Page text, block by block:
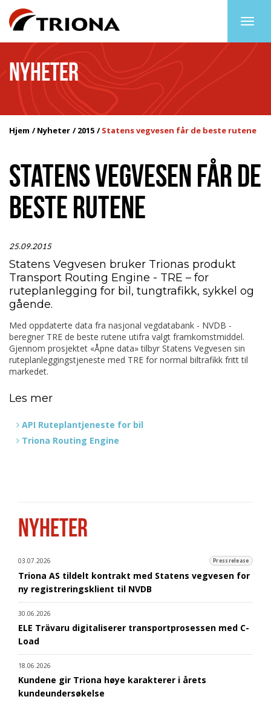
NYHETER
Hjem Nyheter 2015 Statens vegvesen får de beste rutene
STATENS VEGVESEN FÅR DE
BESTE RUTENE
25.09.2015
Statens Vegvesen bruker Trionas produkt
Transport Routing Engine - TRE – for
ruteplanlegging for bil, tungtrafikk, sykkel og
gående.
Med oppdaterte data fra nasjonal vegdatabank - NVDB -
beregner TRE de beste rutene utifra valgt framkomstmiddel.
Gjennom prosjektet «Åpne data» tilbyr Statens Vegvesen sin
ruteplanleggingstjeneste med TRE for normal biltrafikk fritt til
markedet.
Les mer
API Ruteplantjeneste for bil
Triona Routing Engine
NYHETER
03.07.2026 Pressrelease
Triona AS tildelt kontrakt med Statens vegvesen for
ny registreringsklient til NVDB
30.06.2026
ELE Trävaru digitaliserer transportprosessen med C-
Load
18.06.2026
Kundene gir Triona høye karakterer i årets
kundeundersøkelse